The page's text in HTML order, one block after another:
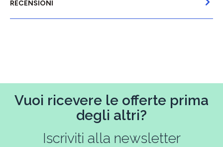
RECENSIONI
Vuoi ricevere le offerte prima
degli altri?
Iscriviti alla newsletter